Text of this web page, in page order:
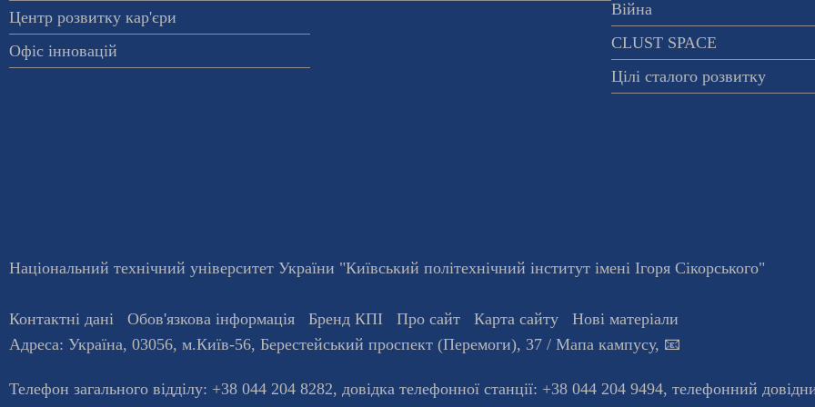
Центр розвитку кар'єри
Офіс інновацій
Війна
CLUST SPACE
Цілі сталого розвитку
Національний технічний університет України "Київський політехнічний інститут імені Ігоря Сікорського"
Контактні дані Обов'язкова інформація Бренд КПІ Про сайт Карта сайту
Нові матеріали
Адреса: Україна, 03056, м.Київ-56, Берестейський проспект (Перемоги), 37 / Мапа кампусу, 📧
Телефон загального відділу: +38 044 204 8282, довiдка телефонної станцiї: +38 044 204 9494, телефонний